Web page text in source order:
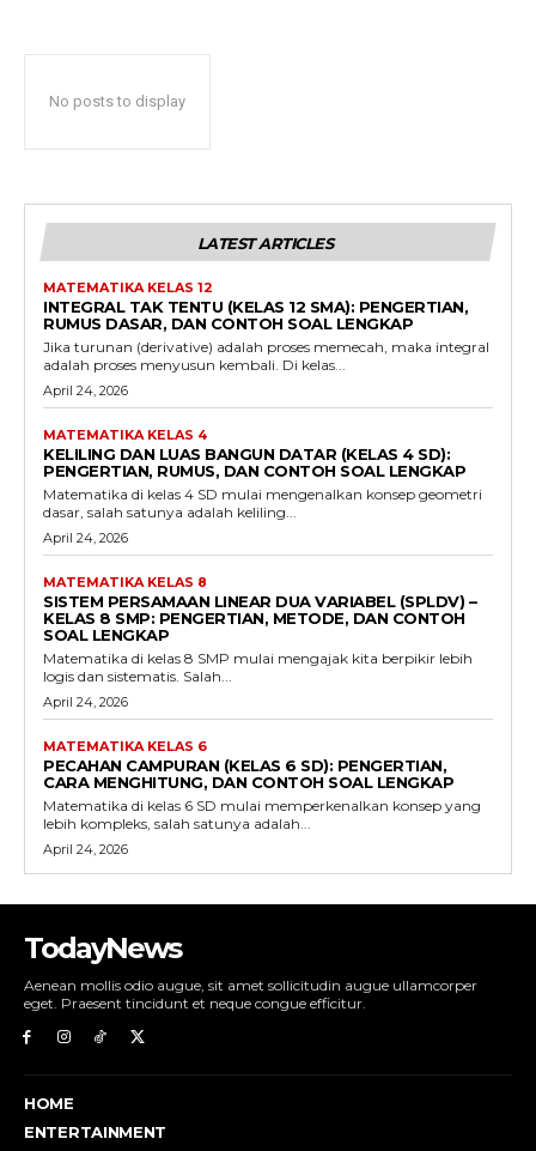
No posts to display
LATEST ARTICLES
MATEMATIKA KELAS 12
INTEGRAL TAK TENTU (KELAS 12 SMA): PENGERTIAN,
RUMUS DASAR, DAN CONTOH SOAL LENGKAP
Jika turunan (derivative) adalah proses memecah, maka integral
adalah proses menyusun kembali. Di kelas...
April 24, 2026
MATEMATIKA KELAS 4
KELILING DAN LUAS BANGUN DATAR (KELAS 4 SD):
PENGERTIAN, RUMUS, DAN CONTOH SOAL LENGKAP
Matematika di kelas 4 SD mulai mengenalkan konsep geometri
dasar, salah satunya adalah keliling...
April 24, 2026
MATEMATIKA KELAS 8
SISTEM PERSAMAAN LINEAR DUA VARIABEL (SPLDV) –
KELAS 8 SMP: PENGERTIAN, METODE, DAN CONTOH
SOAL LENGKAP
Matematika di kelas 8 SMP mulai mengajak kita berpikir lebih
logis dan sistematis. Salah...
April 24, 2026
MATEMATIKA KELAS 6
PECAHAN CAMPURAN (KELAS 6 SD): PENGERTIAN,
CARA MENGHITUNG, DAN CONTOH SOAL LENGKAP
Matematika di kelas 6 SD mulai memperkenalkan konsep yang
lebih kompleks, salah satunya adalah...
April 24, 2026
TodayNews
Aenean mollis odio augue, sit amet sollicitudin augue ullamcorper
eget. Praesent tincidunt et neque congue efficitur.
HOME
ENTERTAINMENT